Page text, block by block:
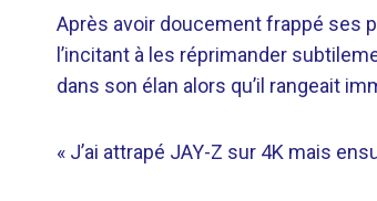
Après avoir doucement frappé ses
l’incitant à les réprimander
dans son élan alors qu’il rangeait
« J’ai attrapé JAY-Z sur 4K mais